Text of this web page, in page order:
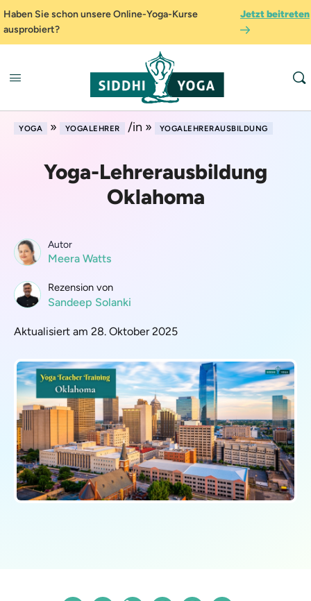
Haben Sie schon unsere Online-Yoga-Kurse
ausprobiert?
Jetzt beitreten
YOGA » YOGALEHRER /in » YOGALEHRERAUSBILDUNG
Yoga-Lehrerausbildung
Oklahoma
Autor
Meera Watts
Rezension von
Sandeep Solanki
Aktualisiert am 28. Oktober 2025